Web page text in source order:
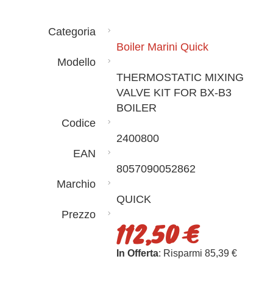
Categoria
Boiler Marini Quick
Modello
THERMOSTATIC MIXING
VALVE KIT FOR BX-B3
BOILER
Codice
2400800
EAN
8057090052862
Marchio
QUICK
Prezzo
112,50 €
In Offerta: Risparmi 85,39 €